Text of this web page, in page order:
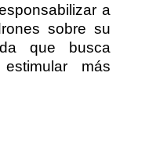
a
sobre su
que busca
más